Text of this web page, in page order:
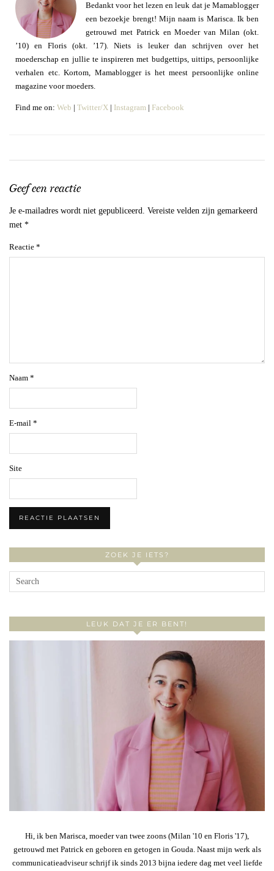
Bedankt voor het lezen en leuk dat je Mamablogger
een bezoekje brengt! Mijn naam is Marisca. Ik ben
getrouwd met Patrick en Moeder van Milan (okt.
’10) en Floris (okt. ’17). Niets is leuker dan schrijven over het
moederschap en jullie te inspireren met budgettips, uittips, persoonlijke
verhalen etc. Kortom, Mamablogger is het meest persoonlijke online
magazine voor moeders.
Find me on: Web | Twitter/X | Instagram | Facebook
Geef een reactie
Je e-mailadres wordt niet gepubliceerd. Vereiste velden zijn gemarkeerd
met *
Reactie *
Naam *
E-mail *
Site
ZOEK JE IETS?
LEUK DAT JE ER BENT!
Hi, ik ben Marisca, moeder van twee zoons (Milan '10 en Floris '17),
getrouwd met Patrick en geboren en getogen in Gouda. Naast mijn werk als
communicatieadviseur schrijf ik sinds 2013 bijna iedere dag met veel liefde